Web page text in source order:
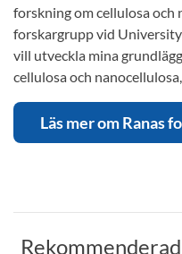
forskning om cellulosa och
forskargrupp vid
vill utveckla mina
cellulosa och
Läs mer om Ranas